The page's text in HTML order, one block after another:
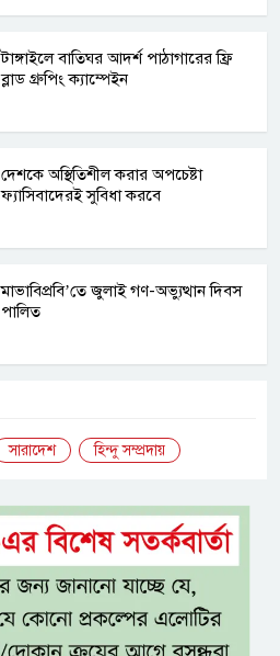
টাঙ্গাইলে বাতিঘর আদর্শ পাঠাগারের ফ্রি
ব্লাড গ্রুপিং ক্যাম্পেইন
দেশকে অস্থিতিশীল করার অপচেষ্টা
ফ্যাসিবাদেরই সুবিধা করবে
মাভাবিপ্রবি’তে জুলাই গণ-অভ্যুত্থান দিবস
পালিত
সারাদেশ হিন্দু সম্প্রদায়